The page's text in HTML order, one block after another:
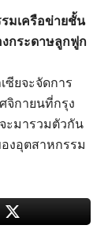
รมเครือข่ายชั้น
งกระดาษลูกฟูก
ซียจะจัดการ
จิกายนที่กรุง
ะมารวมตัวกัน
งอุตสาหกรรม